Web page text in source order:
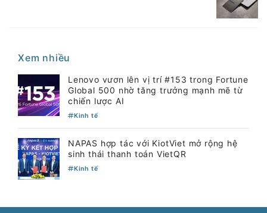
Xem nhiều
Lenovo vươn lên vị trí #153 trong Fortune
Global 500 nhờ tăng trưởng mạnh mẽ từ
chiến lược AI
Kinh tế
NAPAS hợp tác với KiotViet mở rộng hệ
sinh thái thanh toán VietQR
Kinh tế